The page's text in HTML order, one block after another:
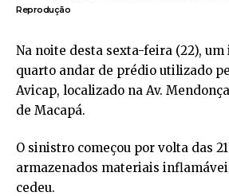
Reprodução
Na noite desta sexta-feira (22),
quarto andar de prédio utilizado
Avicap, localizado na Av.
de Macapá.
O sinistro começou por volta das
armazenados materiais
cedeu.